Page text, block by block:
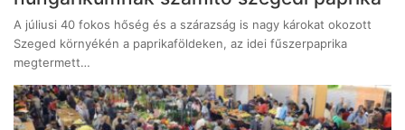
A júliusi 40 fokos hőség és a szárazság is nagy károkat okozott
Szeged környékén a paprikaföldeken, az idei fűszerpaprika
megtermett…